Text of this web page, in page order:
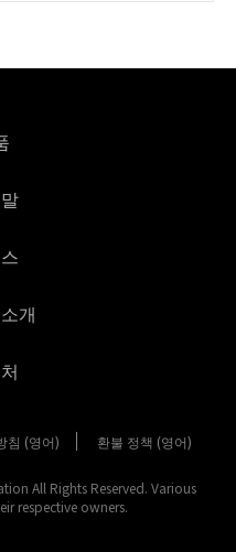
Pro
비교
Server 용)
운로드
개
개
도
례
의
터
침 (영어) 환불 정책 (영어)
All Rights Reserved. Various
respective owners.